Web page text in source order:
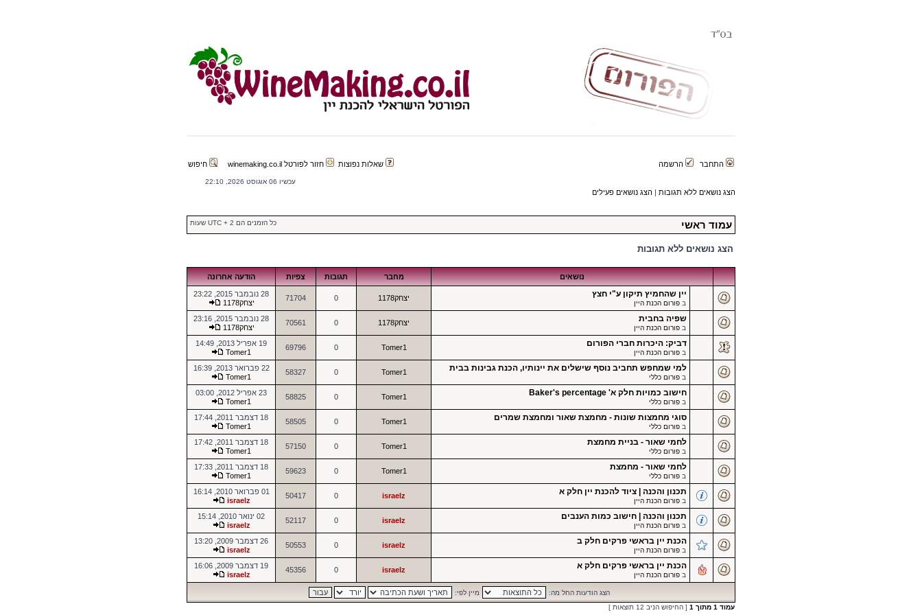
התחבר הרשמה שאלות נפוצות חזור לפורטל winemaking.co.il חיפוש
עכשיו 06 אוגוסט 2026, 22:10
הצג נושאים ללא תגובות | הצג נושאים פעילים
עמוד ראשי כל הזמנים הם UTC + 2 שעות
הצג נושאים ללא תגובות
נושאים מחבר תגובות צפיות הודעה אחרונה
יין שהחמיץ תיקון ע"י חצץ
ב פורום הכנת היין
יצחק1178 0
71704
28 נובמבר 2015, 23:22
יצחק1178
שפיה בחבית
ב פורום הכנת היין
יצחק1178 0
70561
28 נובמבר 2015, 23:16
יצחק1178
דביק: היכרות חברי הפורום
ב פורום הכנת היין
Tomer1
0
69796
19 אפריל 2013, 14:49
Tomer1
למי שמחפש תחביב נוסף שישלים את יינותיו, הכנת גבינות בבית
ב פורום כללי
Tomer1
0
58327
22 פברואר 2013, 16:39
Tomer1
חישוב כמויות חלק א' Baker's percentage
ב פורום כללי
Tomer1
0
58825
23 אפריל 2012, 03:00
Tomer1
סוגי מחמצות שונות - מחמצת שאור ומחמצת שמרים
ב פורום כללי
Tomer1
0
58505
18 דצמבר 2011, 17:44
Tomer1
לחמי שאור - בניית מחמצת
ב פורום כללי
Tomer1
0
57150
18 דצמבר 2011, 17:42
Tomer1
לחמי שאור - מחמצת
ב פורום כללי
Tomer1
0
59623
18 דצמבר 2011, 17:33
Tomer1
תכנון והכנה | ציוד להכנת יין חלק א
ב פורום הכנת היין
israelz
0
50417
01 פברואר 2010, 16:14
israelz
תכנון והכנה | חישוב כמות הענבים
ב פורום הכנת היין
israelz
0
52117
02 ינואר 2010, 15:14
israelz
הכנת יין בראשי פרקים חלק ב
ב פורום הכנת היין
israelz
0
50553
26 דצמבר 2009, 13:20
israelz
הכנת יין בראשי פרקים חלק א
ב פורום הכנת היין
israelz
0
45356
19 דצמבר 2009, 16:06
israelz
הצג הודעות החל מה:
מיין לפי:
עמוד 1 מתוך 1 [ החיפוש הניב 12 תוצאות ]